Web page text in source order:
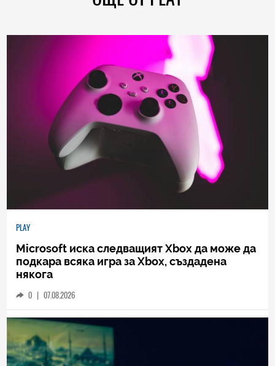
PLAY
Microsoft иска следващият Xbox да може да
подкара всяка игра за Xbox, създадена
някога
0 | 07.08.2026